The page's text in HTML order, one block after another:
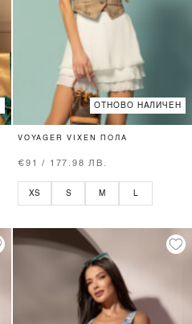
ОТНОВО НАЛИЧЕН
VOYAGER VIXEN ПОЛА
€91 / 177.98 ЛВ.
XS S M L